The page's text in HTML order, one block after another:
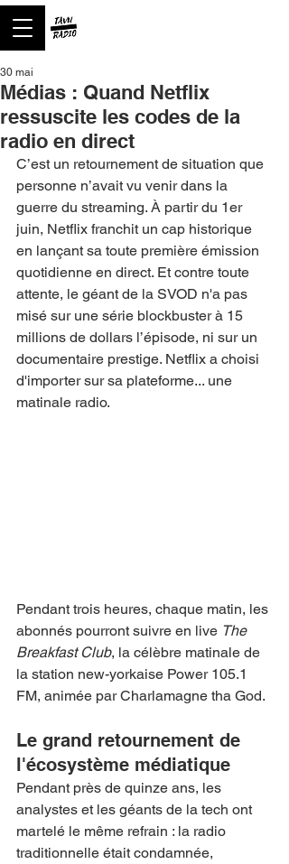
Médias : Quand Netflix
ressuscite les codes de la
radio en direct
30 mai
C’est un retournement de situation que
personne n’avait vu venir dans la
guerre du streaming. À partir du 1er
juin, Netflix franchit un cap historique
en lançant sa toute première émission
quotidienne en direct. Et contre toute
attente, le géant de la SVOD n'a pas
misé sur une série blockbuster à 15
millions de dollars l’épisode, ni sur un
documentaire prestige. Netflix a choisi
d'importer sur sa plateforme... une
matinale radio.
Pendant trois heures, chaque matin, les
abonnés pourront suivre en live The
Breakfast Club, la célèbre matinale de
la station new-yorkaise Power 105.1
FM, animée par Charlamagne tha God.
Le grand retournement de
l'écosystème médiatique
Pendant près de quinze ans, les
analystes et les géants de la tech ont
martelé le même refrain : la radio
traditionnelle était condamnée,